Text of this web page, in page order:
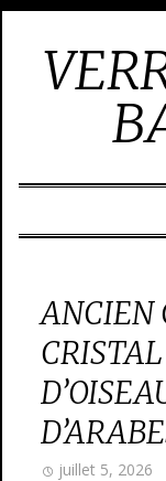
ANCIEN
juillet 5, 2026